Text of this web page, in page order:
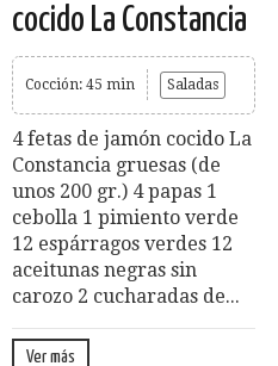
cocido La Constancia
Cocción: 45 min Saladas
4 fetas de jamón cocido La
Constancia gruesas (de
unos 200 gr.) 4 papas 1
cebolla 1 pimiento verde
12 espárragos verdes 12
aceitunas negras sin
carozo 2 cucharadas de...
Ver más